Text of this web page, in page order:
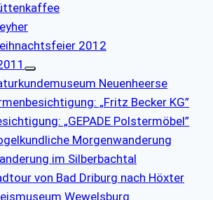
2012
Neuenheerse
„Fritz Becker KG”
„GEPADE Polstermöbel”
Morgenwanderung
im Silberbachtal
von Bad Driburg nach Höxter
Wewelsburg